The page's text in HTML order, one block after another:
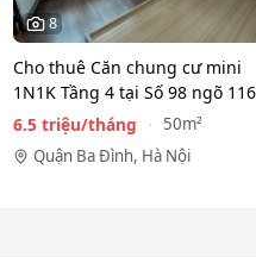
8
Cho thuê Căn chung cư mini
1N1K Tầng 4 tại Số 98 ngõ 116
Phan Kế Bính, Ba Đình.…
6.5 triệu/tháng
50m²
Quận Ba Đình, Hà Nội